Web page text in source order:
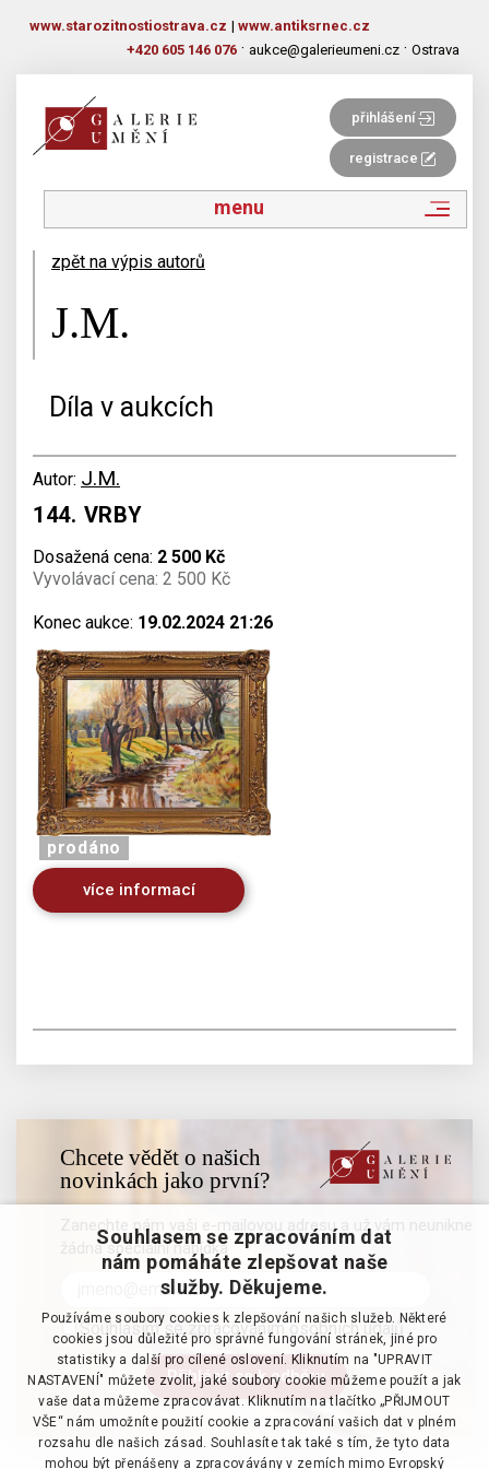
www.starozitnostiostrava.cz | www.antiksrnec.cz
+420 605 146 076 · aukce@galerieumeni.cz · Ostrava
přihlášení
registrace
menu
zpět na výpis autorů
J.M.
Díla v aukcích
Autor: J.M.
144. VRBY
Dosažená cena: 2 500 Kč
Vyvolávací cena: 2 500 Kč
Konec aukce: 19.02.2024 21:26
prodáno
více informací
Chcete vědět o našich
novinkách jako první?
Zanechte nám vaši e-mailovou adresu a už vám neunikne
žádná speciální nabídka
Souhlasím se zpracováním osobních údajů
Souhlasem se zpracováním dat
nám pomáháte zlepšovat naše
služby. Děkujeme.
Používáme soubory cookies k zlepšování našich služeb. Některé
cookies jsou důležité pro správné fungování stránek, jiné pro
statistiky a další pro cílené oslovení. Kliknutím na "UPRAVIT
NASTAVENÍ" můžete zvolit, jaké soubory cookie můžeme použít a jak
vaše data můžeme zpracovávat. Kliknutím na tlačítko „PŘIJMOUT
VŠE“ nám umožníte použití cookie a zpracování vašich dat v plném
rozsahu dle našich zásad. Souhlasíte tak také s tím, že tyto data
mohou být přenášeny a zpracovávány v zemích mimo Evropský